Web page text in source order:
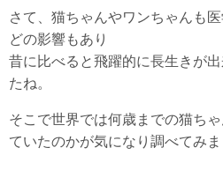
さて、猫ちゃんやワンちゃんも
どの影響もあり
昔に比べると飛躍的に長生きが
たね。
そこで世界では何歳までの猫ち
ていたのかが気になり調べてみま